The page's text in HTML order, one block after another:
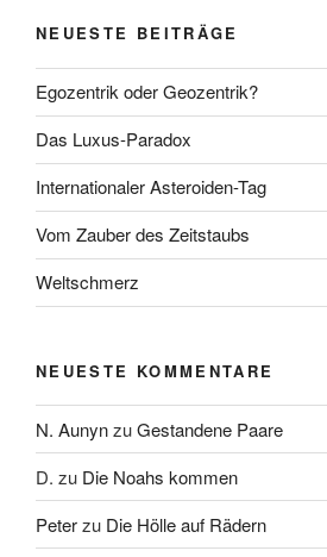
NEUESTE BEITRÄGE
Egozentrik oder Geozentrik?
Das Luxus-Paradox
Internationaler Asteroiden-Tag
Vom Zauber des Zeitstaubs
Weltschmerz
NEUESTE KOMMENTARE
N. AunynzuGestandene Paare
D. zu Die Noahs kommen
Peterzu Die Hölle auf Rädern